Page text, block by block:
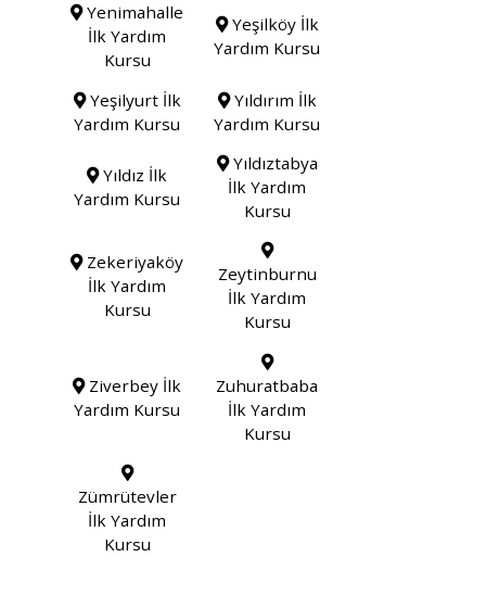
Yenimahalle
İlk Yardım
Kursu
Yeşilköy İlk
Yardım Kursu
Yeşilyurt İlk
Yardım Kursu
Yıldırım İlk
Yardım Kursu
Yıldız İlk
Yardım Kursu
Yıldıztabya
İlk Yardım
Kursu
Zekeriyaköy
İlk Yardım
Kursu
Zeytinburnu
İlk Yardım
Kursu
Ziverbey İlk
Yardım Kursu
Zuhuratbaba
İlk Yardım
Kursu
Zümrütevler
İlk Yardım
Kursu